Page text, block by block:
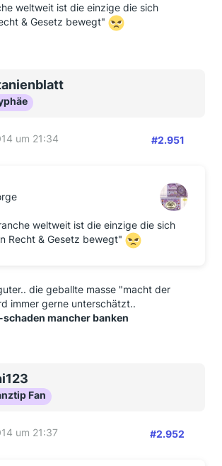
weltweit ist die einzige die sich
& Gesetz bewegt"
um 21:34 #2.951
weltweit ist die einzige die sich
Recht & Gesetz bewegt"
die geballte masse "macht der
immer gerne unterschätzt..
mancher banken
Fan
um 21:37 #2.952